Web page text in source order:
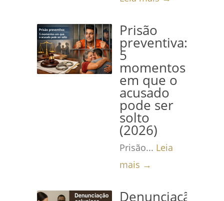
Prisão
preventiva:
5
momentos
em que o
acusado
pode ser
solto
(2026)
Prisão... Leia
mais →
Denunciação